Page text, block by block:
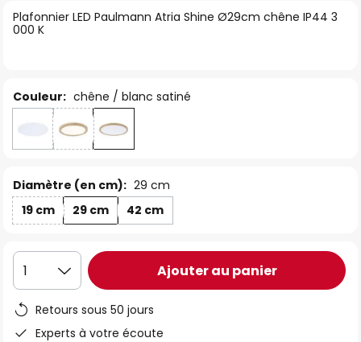
of
the
Plafonnier LED Paulmann Atria Shine Ø29cm chêne IP44 3
000 K
Couleur: chêne / blanc satiné
Diamètre (en cm): 29 cm
19 cm
29 cm 42 cm
1 Ajouter au panier
Retours sous 50 jours
Experts à votre écoute